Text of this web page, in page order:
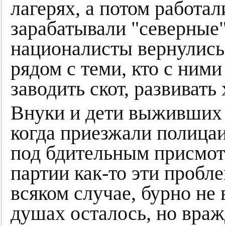
лагерях, а потом
зарабатывали
националисты
рядом с теми, кто с
заводить скот, развивать
Внуки и дети выживших
когда приезжали
под бдительным
партии как-то эти
всяком случае, бурно
душах осталось, но